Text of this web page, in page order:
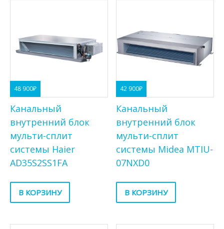
48 900₽
Канальный
внутренний блок
мульти-сплит
системы Haier
AD35S2SS1FA
В КОРЗИНУ
42 900₽
Канальный
внутренний блок
мульти-сплит
системы Midea MTIU-
07NXD0
В КОРЗИНУ